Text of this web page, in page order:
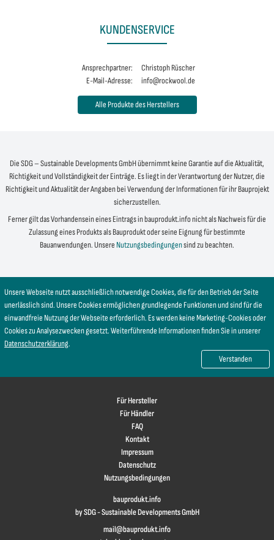
KUNDENSERVICE
Ansprechpartner:
E-Mail-Adresse:
Christoph Rüscher
info@rockwool.de
Alle Produkte des Herstellers
Die SDG – Sustainable Developments GmbH übernimmt keine Garantie auf die Aktualität,
Richtigkeit und Vollständigkeit der Einträge. Es liegt in der Verantwortung der Nutzer, die
Richtigkeit und Aktualität der Angaben bei Verwendung der Informationen für ihr Bauprojekt
sicherzustellen.
Ferner gilt das Vorhandensein eines Eintrags in bauprodukt.info nicht als Nachweis für die
Zulassung eines Produkts als Bauprodukt oder seine Eignung für bestimmte
Bauanwendungen. Unsere Nutzungsbedingungensind zu beachten.
Unsere Webseite nutzt ausschließlich notwendige Cookies, die für den Betrieb der Seite
unerlässlich sind. Unsere Cookies ermöglichen grundlegende Funktionen und sind für die
einwandfreie Nutzung der Webseite erforderlich. Es werden keine Marketing-Cookies oder
Cookies zu Analysezwecken gesetzt. Weiterführende Informationen finden Sie in unserer
Datenschutzerklärung.
Verstanden
Für Hersteller
Für Händler
FAQ
Kontakt
Impressum
Datenschutz
Nutzungsbedingungen
bauprodukt.info
by SDG - Sustainable Developments GmbH
mail@bauprodukt.info